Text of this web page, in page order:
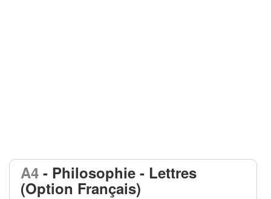
A4 - Philosophie - Lettres
(Option Français)